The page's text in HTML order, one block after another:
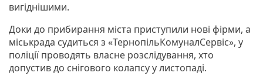
вигіднішими.
Доки до прибирання міста приступили нові фірми, а
міськрада судиться з «ТернопільКомуналСервіс», у
поліції проводять власне розслідування, хто
допустив до снігового колапсу у листопаді.